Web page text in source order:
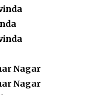
Nagar
Nagar